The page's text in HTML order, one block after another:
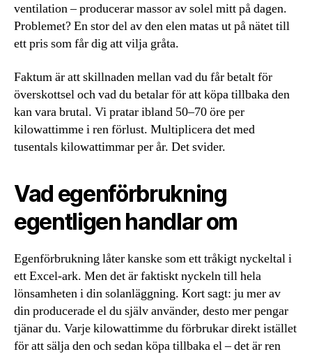
ventilation – producerar massor av solel mitt på dagen.
Problemet? En stor del av den elen matas ut på nätet till
ett pris som får dig att vilja gråta.
Faktum är att skillnaden mellan vad du får betalt för
överskottsel och vad du betalar för att köpa tillbaka den
kan vara brutal. Vi pratar ibland 50–70 öre per
kilowattimme i ren förlust. Multiplicera det med
tusentals kilowattimmar per år. Det svider.
Vad egenförbrukning
egentligen handlar om
Egenförbrukning låter kanske som ett tråkigt nyckeltal i
ett Excel-ark. Men det är faktiskt nyckeln till hela
lönsamheten i din solanläggning. Kort sagt: ju mer av
din producerade el du själv använder, desto mer pengar
tjänar du. Varje kilowattimme du förbrukar direkt istället
för att sälja den och sedan köpa tillbaka el – det är ren